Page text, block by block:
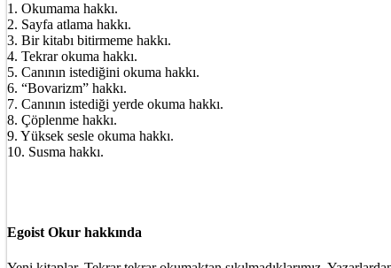
1. Okumama hakkı.
2. Sayfa atlama hakkı.
3. Bir kitabı bitirmeme hakkı.
4. Tekrar okuma hakkı.
5. Canının istediğini okuma hakkı.
6. “Bovarizm” hakkı.
7. Canının istediği yerde okuma hakkı.
8. Çöplenme hakkı.
9. Yüksek sesle okuma hakkı.
10. Susma hakkı.
Egoist Okur hakkında